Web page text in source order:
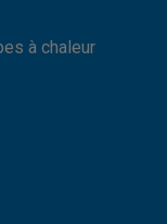
à chaleur